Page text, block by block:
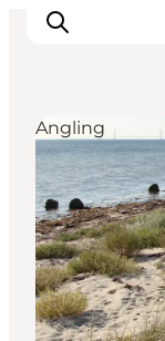
Quoi faire
Planifiez
Angling